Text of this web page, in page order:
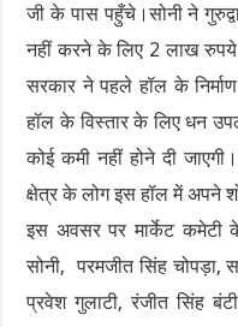
जी के पास पहुँचे।सोनी ने
नहीं करने के लिए 2 लाख
सरकार ने पहले हॉल के
हॉल के विस्तार के लिए धन
कोई कमी नहीं होने दी
क्षेत्र के लोग इस हॉल में अपने
इस अवसर पर मार्केट कमेटी
सोनी, परमजीत सिंह चोपड़ा,
प्रवेश गुलाटी, रंजीत सिंह